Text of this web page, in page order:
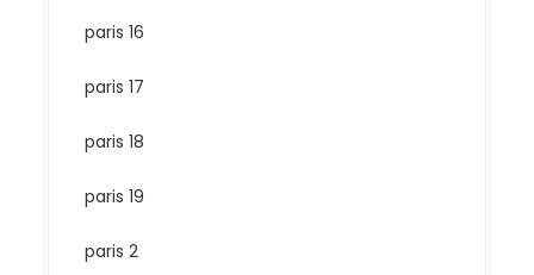
paris 16
paris 17
paris 18
paris 19
paris 2